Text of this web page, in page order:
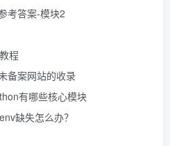
考答案-模块2
程
备案网站的收录
有哪些核心模块
缺失怎么办？